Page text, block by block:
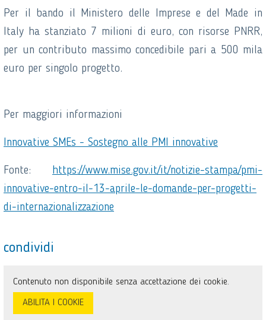
Per il bando il Ministero delle Imprese e del Made in
Italy ha stanziato 7 milioni di euro, con risorse PNRR,
per un contributo massimo concedibile pari a 500 mila
euro per singolo progetto.
Per maggiori informazioni
Innovative SMEs - Sostegno alle PMI innovative
Fonte: https://www.mise.gov.it/it/notizie-stampa/pmi-
innovative-entro-il-13-aprile-le-domande-per-progetti-
di-internazionalizzazione
condividi
Contenuto non disponibile senza accettazione dei cookie.
ABILITA I COOKIE